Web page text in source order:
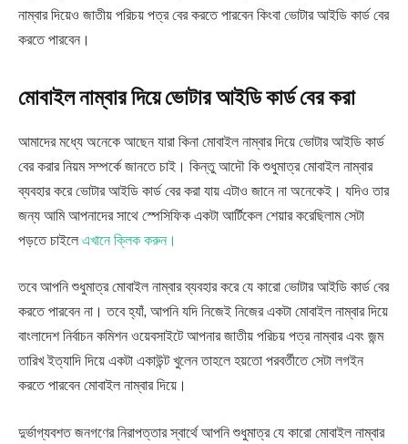
নাম্বার দিয়েও জাতীয় পরিচয় পত্র বের করতে পারবেন কিংবা ভোটার আইডি কার্ড বের
করতে পারবেন।
মোবাইলনাম্বার দিয়ে ভোটার আইডি কার্ড বেরকরা
আমাদের মধ্যে অনেকে আছেন যারা কিনা মোবাইল নাম্বার দিয়ে ভোটার আইডি কার্ড
বের করার নিয়ম সম্পর্কে জানতে চাই। কিন্তু আদৌ কি শুধুমাত্র মোবাইল নাম্বার
ব্যবহার করে ভোটার আইডি কার্ড বের করা যায় এটাও জানে না অনেকেই। যদিও তার
জন্য আমি আপনাদের সাথে স্পেসিফিক একটা আর্টিকেল শেয়ার করেছিলাম সেটা
পড়তে চাইলে এখানে ক্লিক করুন।
তবে আপনি শুধুমাত্র মোবাইল নাম্বার ব্যবহার করে যে কারো ভোটার আইডি কার্ড বের
করতে পারবেন না। তবে হ্যাঁ, আপনি যদি নিজেই নিজের একটা মোবাইল নাম্বার দিয়ে
বাংলাদেশ নির্বাচন কমিশন ওয়েবসাইটে আপনার জাতীয় পরিচয় পত্র নাম্বার এবং জন্ম
তারিখ ইত্যাদি দিয়ে একটা একাউন্ট খুলেন তাহলে হয়তো পরবর্তীতে সেটা লগইন
করতে পারবেন মোবাইল নাম্বার দিয়ে।
দুর্ভাগ্যবশত জনগণের নিরাপত্তার স্বার্থে আপনি শুধুমাত্র যে কারো মোবাইল নাম্বার